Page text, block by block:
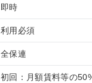
即時
利用必須
全保連
初回：月額賃料等の